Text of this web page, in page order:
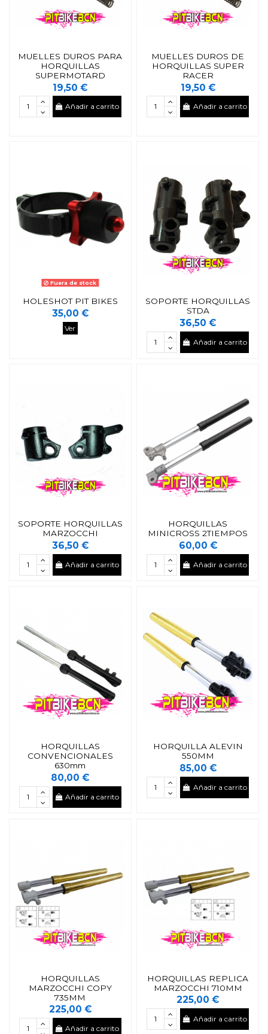
MUELLES DUROS PARA
HORQUILLAS
SUPERMOTARD
19,50 €
Añadir a carrito
MUELLES DUROS DE
HORQUILLAS SUPER
RACER
19,50 €
Añadir a carrito
Fuera de stock
HOLESHOT PIT BIKES
35,00 €
Ver
SOPORTE HORQUILLAS
STDA
36,50 €
Añadir a carrito
SOPORTE HORQUILLAS
MARZOCCHI
36,50 €
Añadir a carrito
HORQUILLAS
MINICROSS 2TIEMPOS
60,00 €
Añadir a carrito
HORQUILLAS
CONVENCIONALES
630mm
80,00 €
Añadir a carrito
HORQUILLA ALEVIN
550MM
85,00 €
Añadir a carrito
HORQUILLAS
MARZOCCHI COPY
735MM
225,00 €
Añadir a carrito
HORQUILLAS REPLICA
MARZOCCHI 710MM
225,00 €
Añadir a carrito